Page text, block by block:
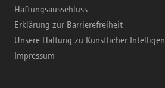
Haftungsausschluss
Erklärung zur Barrierefreiheit
Unsere Haltung zu Künstlicher
Impressum